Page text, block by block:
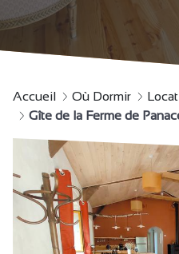
Accueil Où Dormir
Gîte de la Ferme de